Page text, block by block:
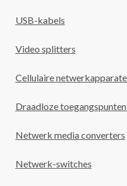
USB-kabels
Video splitters
Cellulaire
Draadloze
Netwerk media converters
Netwerk-switches